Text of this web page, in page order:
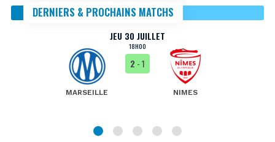
DERNIERS & PROCHAINS MATCHS
JEU 30 JUILLET
18H00
MARSEILLE
2 - 1
NIMES